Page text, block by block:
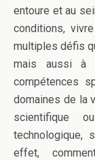
entoure et au
conditions,
multiples défis
mais aussi à
compétences
domaines de la
scientifique
technologique,
effet,